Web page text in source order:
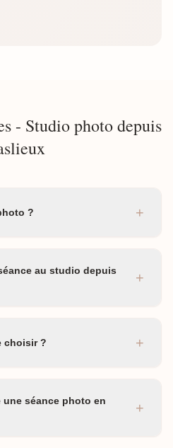
- Studio photo depuis
? +
au studio depuis
+
choisir ? +
une séance photo en
+